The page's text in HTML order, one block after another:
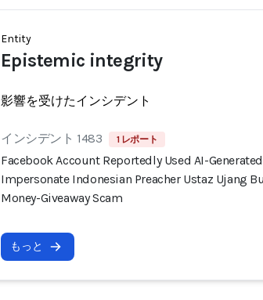
Entity
Epistemic integrity
影響を受けたインシデント
インシデント 1483 1 レポート
Facebook Account Reportedly Used AI-
Impersonate Indonesian Preacher Ustaz Ujang
Money-Giveaway Scam
もっと